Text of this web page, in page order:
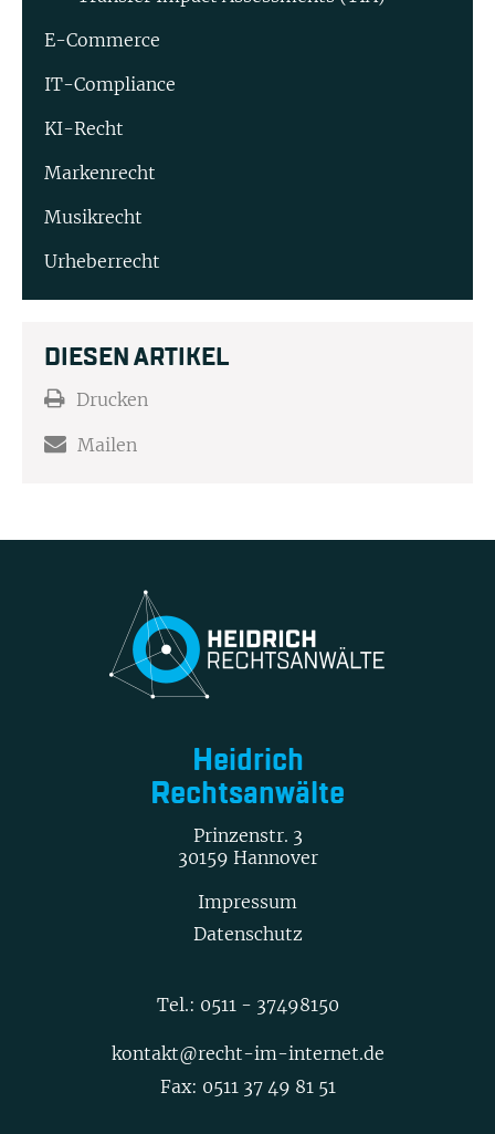
E-Commerce
IT-Compliance
KI-Recht
Markenrecht
Musikrecht
Urheberrecht
DIESEN ARTIKEL
Drucken
Mailen
Heidrich
Rechtsanwälte
Prinzenstr. 3
30159 Hannover
Impressum
Datenschutz
Tel.: 0511 - 37498150
kontakt@recht-im-internet.de
Fax: 0511 37 49 81 51